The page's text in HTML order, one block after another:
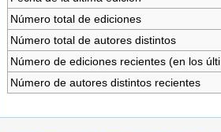
Número total de ediciones
Número total de autores distintos
Número de ediciones recientes (en los
Número de autores distintos recientes